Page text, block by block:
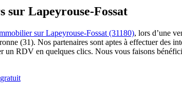
sur Lapeyrouse-Fossat
sur Lapeyrouse-Fossat (31180), lors d’une
(31). Nos partenaires sont aptes à effectuer
RDV en quelques clics. Nous vous faisons